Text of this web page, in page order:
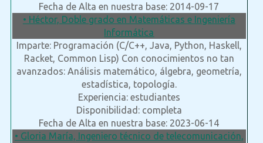
Fecha de Alta en nuestra base: 2014-09-17
• Héctor, Doble grado en Matemáticas e Ingeniería
Informática
Imparte: Programación (C/C++, Java, Python, Haskell,
Racket, Common Lisp) Con conocimientos no tan
avanzados: Análisis matemático, álgebra, geometría,
estadística, topología.
Experiencia: estudiantes
Disponibilidad: completa
Fecha de Alta en nuestra base: 2023-06-14
• Gloria María, Ingeniero técnico de telecomunicación,